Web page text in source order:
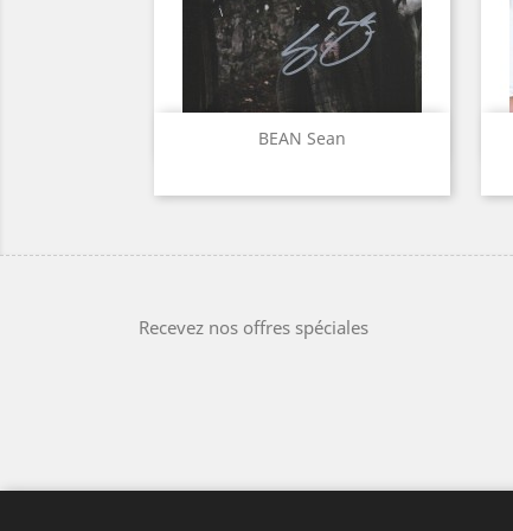
BEAN Sean
Aperçu rapide
Recevez nos offres spéciales